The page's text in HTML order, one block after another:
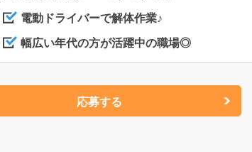
電動ドライバーで解体作業♪
幅広い年代の方が活躍中の職場◎
応募する